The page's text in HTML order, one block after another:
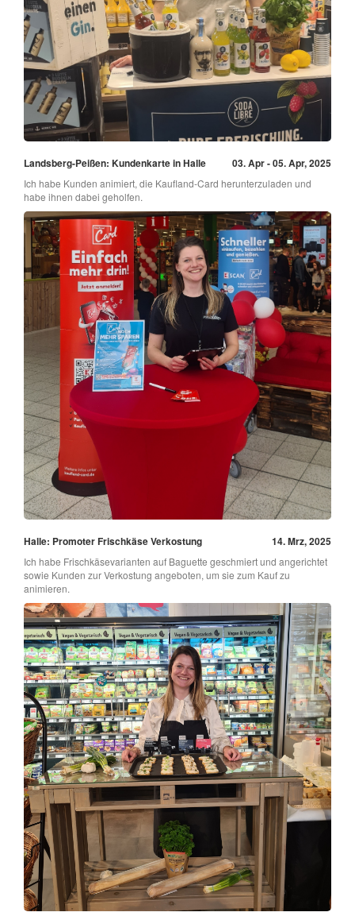
Landsberg-Peißen: Kundenkarte in Halle 03. Apr - 05. Apr, 2025
Ich habe Kunden animiert, die Kaufland-Card herunterzuladen und
habe ihnen dabei geholfen.
Halle: Promoter Frischkäse Verkostung 14. Mrz, 2025
Ich habe Frischkäsevarianten auf Baguette geschmiert und angerichtet
sowie Kunden zur Verkostung angeboten, um sie zum Kauf zu
animieren.